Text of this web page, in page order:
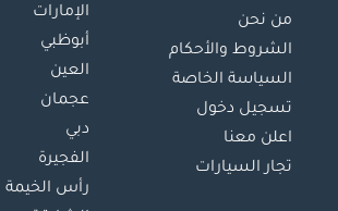
من نحن
الشروط والأحكام
السياسة الخاصة
تسجيل دخول
اعلن معنا
تجار السيارات
الإمارات
أبوظبي
العين
عجمان
دبي
الفجيرة
رأس الخيمة